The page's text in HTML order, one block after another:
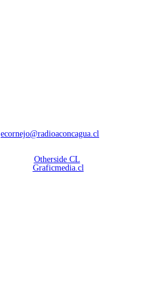
ecornejo@radioaconcagua.cl
Otherside CL
Graficmedia.cl